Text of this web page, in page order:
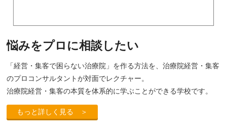
悩みをプロに相談したい
「経営・集客で困らない治療院」を作る方法を、治療院経営・集客
のプロコンサルタントが対面でレクチャー。
治療院経営・集客の本質を体系的に学ぶことができる学校です。
もっと詳しく見る ＞